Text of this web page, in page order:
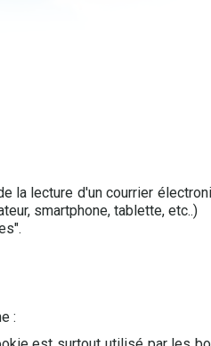
la lecture d'un courrier
smartphone, tablette, etc..)
: